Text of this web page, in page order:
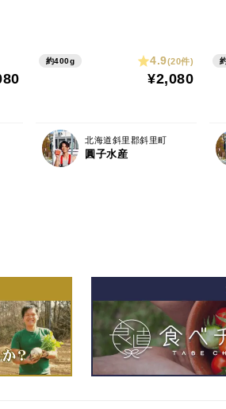
約400g 4.9(20件)
¥2,080
北海道斜里郡斜里町
圓子水産